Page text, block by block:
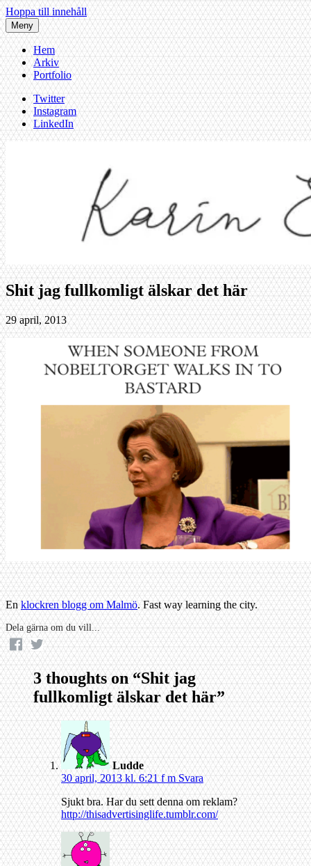
Hoppa till innehåll
Meny
Hem
Arkiv
Portfolio
Twitter
Instagram
LinkedIn
Karin af Malmoe
Shit jag fullkomligt älskar det här
29 april, 2013
Enklockren blogg om Malmö. Fast way learning the city.
Dela gärna om du vill...
3 thoughts on “Shit jag
fullkomligt älskar det här”
Ludde
30 april, 2013 kl. 6:21 f mSvara
Sjukt bra. Har du sett denna om reklam?
http://thisadvertisinglife.tumblr.com/